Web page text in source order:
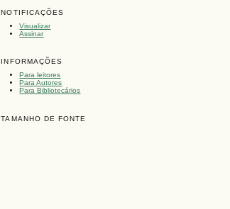
NOTIFICAÇÕES
Visualizar
Assinar
INFORMAÇÕES
Para leitores
Para Autores
Para Bibliotecários
TAMANHO DE FONTE